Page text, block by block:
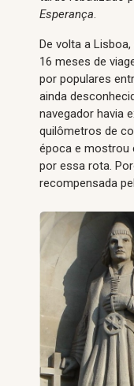
Esperança.
De volta a
16 meses de
por populares
ainda
navegador havia
quilômetros de
época e mostrou
por essa rota.
recompensada